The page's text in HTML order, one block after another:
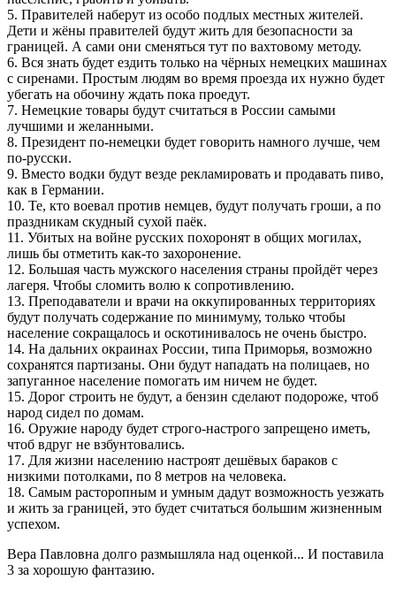
5. Правителей наберут из особо подлых местных жителей.
Дети и жёны правителей будут жить для безопасности за
границей. А сами они сменяться тут по вахтовому методу.
6. Вся знать будет ездить только на чёрных немецких машинах
с сиренами. Простым людям во время проезда их нужно будет
убегать на обочину ждать пока проедут.
7. Немецкие товары будут считаться в России самыми
лучшими и желанными.
8. Президент по-немецки будет говорить намного лучше, чем
по-русски.
9. Вместо водки будут везде рекламировать и продавать пиво,
как в Германии.
10. Те, кто воевал против немцев, будут получать гроши, а по
праздникам скудный сухой паёк.
11. Убитых на войне русских похоронят в общих могилах,
лишь бы отметить как-то захоронение.
12. Большая часть мужского населения страны пройдёт через
лагеря. Чтобы сломить волю к сопротивлению.
13. Преподаватели и врачи на оккупированных территориях
будут получать содержание по минимуму, только чтобы
население сокращалось и оскотинивалось не очень быстро.
14. На дальних окраинах России, типа Приморья, возможно
сохранятся партизаны. Они будут нападать на полицаев, но
запуганное население помогать им ничем не будет.
15. Дорог строить не будут, а бензин сделают подороже, чтоб
народ сидел по домам.
16. Оружие народу будет строго-настрого запрещено иметь,
чтоб вдруг не взбунтовались.
17. Для жизни населению настроят дешёвых бараков с
низкими потолками, по 8 метров на человека.
18. Самым расторопным и умным дадут возможность уезжать
и жить за границей, это будет считаться большим жизненным
успехом.
Вера Павловна долго размышляла над оценкой... И поставила
3 за хорошую фантазию.